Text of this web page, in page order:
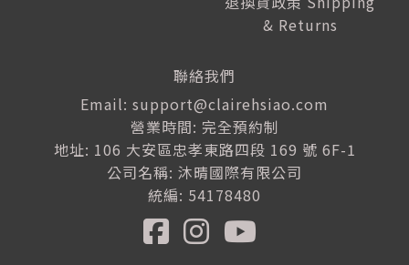
& Returns
聯絡我們
Email: support@clairehsiao.com
營業時間: 完全預約制
地址: 106 大安區忠孝東路四段 169 號 6F-1
公司名稱: 沐晴國際有限公司
統編: 54178480